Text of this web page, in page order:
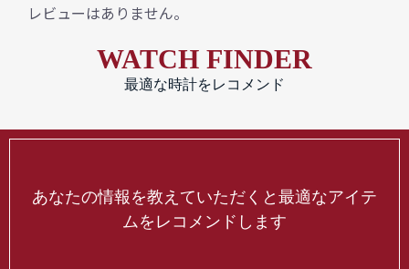
レビューはありません。
WATCH FINDER
最適な時計をレコメンド
あなたの情報を教えていただくと最適なアイテ
ムをレコメンドします